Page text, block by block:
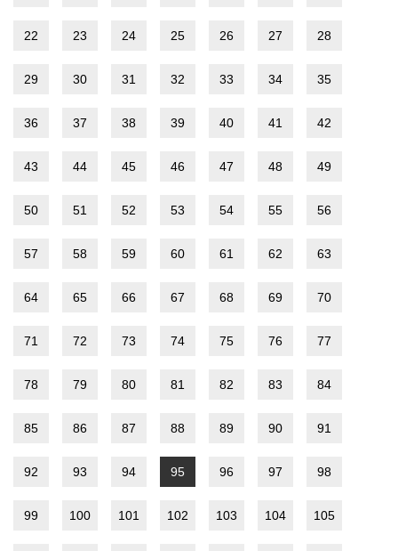
22 23 24 25 26 27 28
29 30 31 32 33 34 35
36 37 38 39 40 41 42
43 44 45 46 47 48 49
50 51 52 53 54 55 56
57 58 59 60 61 62 63
64 65 66 67 68 69 70
71 72 73 74 75 76 77
78 79 80 81 82 83 84
85 86 87 88 89 90 91
92 93 94 95 96 97 98
99 100 101 102 103 104 105